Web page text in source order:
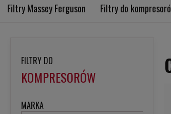
Filtry Massey Ferguson Filtry do
FILTRY DO
KOMPRESORÓW
MARKA